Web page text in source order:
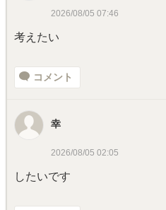
2026/08/05 07:46
考えたい
コメント
幸
2026/08/05 02:05
したいです